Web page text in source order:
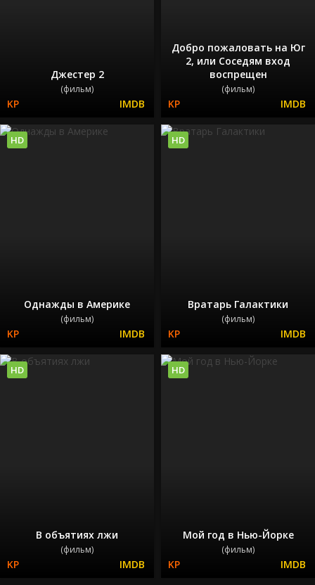
Джестер 2
(фильм)
Добро пожаловать на Юг
2, или Соседям вход
воспрещен
(фильм)
Однажды в Америке
(фильм)
HD
Вратарь Галактики
(фильм)
HD
В объятиях лжи
(фильм)
HD
Мой год в Нью-Йорке
(фильм)
HD